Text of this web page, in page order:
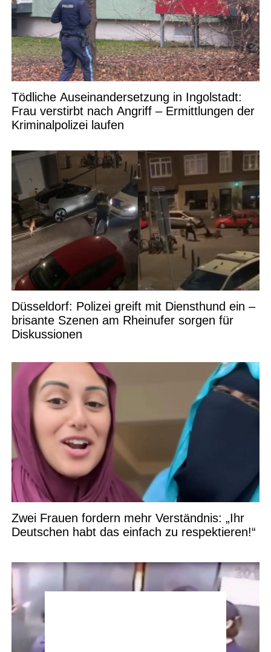
Tödliche Auseinandersetzung in Ingolstadt:
Frau verstirbt nach Angriff – Ermittlungen der
Kriminalpolizei laufen
Düsseldorf: Polizei greift mit Diensthund ein –
brisante Szenen am Rheinufer sorgen für
Diskussionen
Zwei Frauen fordern mehr Verständnis: „Ihr
Deutschen habt das einfach zu respektieren!“